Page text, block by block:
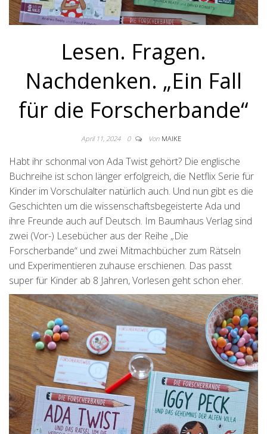
Lesen. Fragen.
Nachdenken. „Ein Fall
für die Forscherbande“
April 11, 2024 0 Von MAIKE
Habt ihr schonmal von Ada Twist gehört? Die englische
Buchreihe ist schon länger erfolgreich, die Netflix Serie für
Kinder im Vorschulalter natürlich auch. Und nun gibt es die
Geschichten um die wissenschaftsbegeisterte Ada und
ihre Freunde auch auf Deutsch. Im Baumhaus Verlag sind
zwei (Vor-) Lesebücher aus der Reihe „Die
Forscherbande“ und zwei Mitmachbücher zum Rätseln
und Experimentieren zuhause erschienen. Das passt
super für Kinder ab 8 Jahren, Vorlesen geht schon eher.